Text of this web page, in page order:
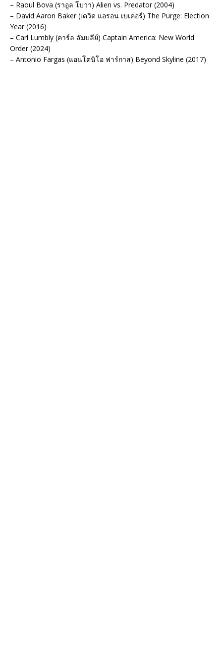
– Raoul Bova (ราอูล โบวา) Alien vs. Predator (2004)
– David Aaron Baker (เดวิด แอรอน เบเคอร์) The Purge: Election
Year (2016)
– Carl Lumbly (คาร์ล ลัมบลีย์) Captain America: New World
Order (2024)
– Antonio Fargas (แอนโตนิโอ ฟาร์กาส) Beyond Skyline (2017)